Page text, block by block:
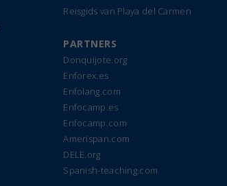
Reisgids van Playa del Carmen
PARTNERS
Donquijote.org
Enforex.es
Enfolang.com
Enfocamp.es
Enfocamp.com
Amerispan.com
DELE.org
Spanish-teaching.com